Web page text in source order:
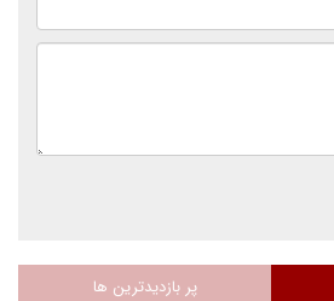
پر بازدیدترین ها